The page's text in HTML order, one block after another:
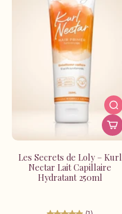
Les Secrets de Loly – Kurl
Nectar Lait Capillaire
Hydratant 250ml